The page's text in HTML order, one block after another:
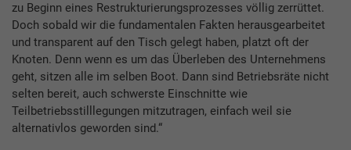
zu Beginn eines Restrukturierungsprozesses völlig zerrüttet.
Doch sobald wir die fundamentalen Fakten he­rausgearbeitet
und transparent auf den Tisch gelegt haben, platzt oft der
Knoten. Denn wenn es um das Überleben des Unternehmens
geht, sitzen alle im selben Boot. Dann sind Betriebsräte nicht
selten bereit, auch schwerste Einschnitte wie
Teilbetriebsstilllegungen mitzutragen, einfach weil sie
alternativlos geworden sind.“